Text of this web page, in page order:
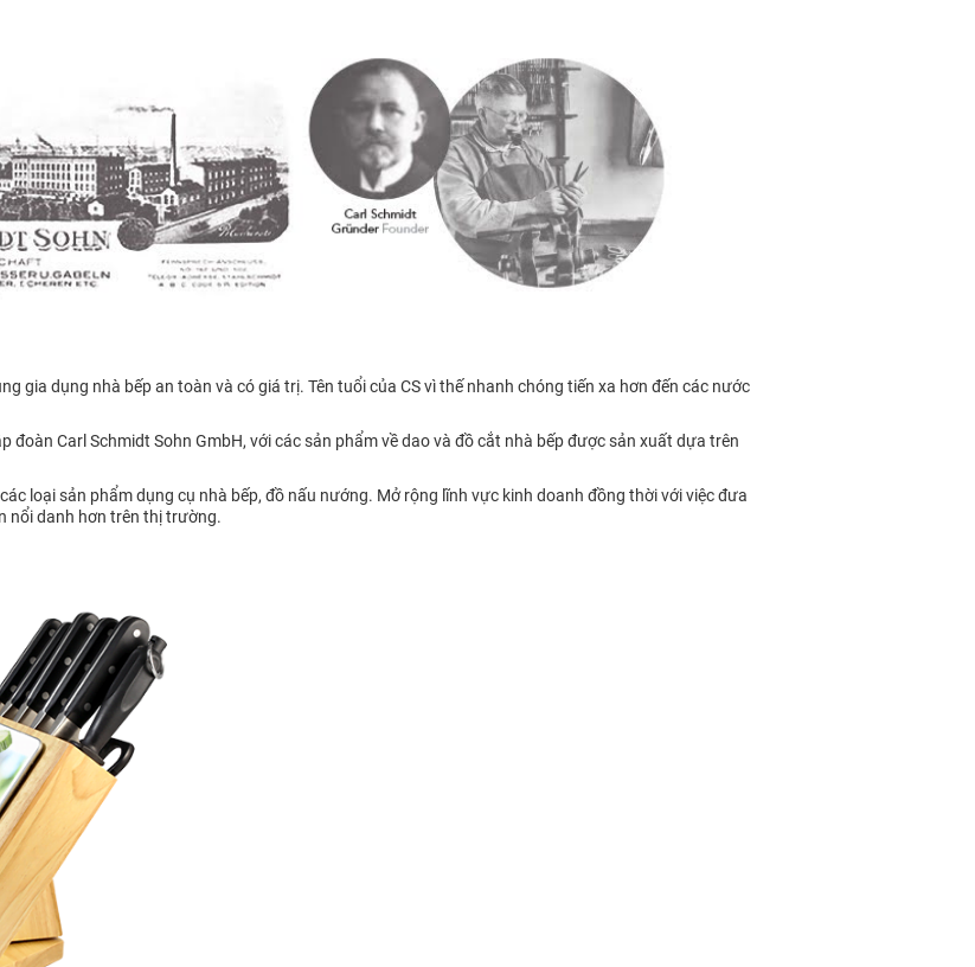
gia dụng nhà bếp an toàn và có giá trị. Tên tuổi của CS vì thế nhanh chóng tiến xa hơn đến các nước
đoàn Carl Schmidt Sohn GmbH, với các sản phẩm về dao và đồ cắt nhà bếp được sản xuất dựa trên
loại sản phẩm dụng cụ nhà bếp, đồ nấu nướng. Mở rộng lĩnh vực kinh doanh đồng thời với việc đưa
nổi danh hơn trên thị trường.